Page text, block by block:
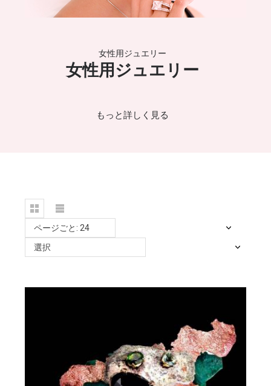
女性用ジュエリー
女性用ジュエリー
もっと詳しく見る
ページごと: 24
選択